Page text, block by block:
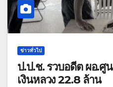
ข่าวทั่วไป
ป.ป.ช. รวบอดีต ผอ.ศู
เงินหลวง 22.8 ล้าน